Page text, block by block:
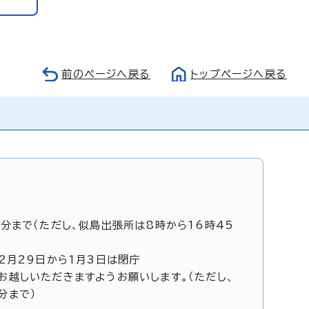
前のページへ戻る トップページへ戻る
で（ただし、似島出張所は8時から16時45
月29日から1月3日は閉庁
しいただきますようお願いします。（ただし、
で）